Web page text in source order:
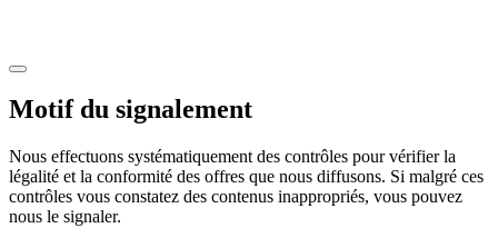
Motif du signalement
Nous effectuons systématiquement des contrôles pour vérifier la
légalité et la conformité des offres que nous diffusons. Si malgré ces
contrôles vous constatez des contenus inappropriés, vous pouvez
nous le signaler.